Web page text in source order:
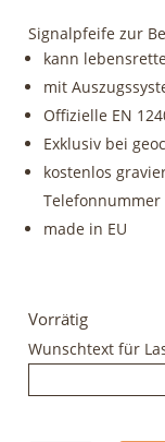
Signalpfeife zur
kann
mit
Offizielle EN
Exklusiv bei
kostenlos
Telefonnummer
made in EU
Vorrätig
Wunschtext für